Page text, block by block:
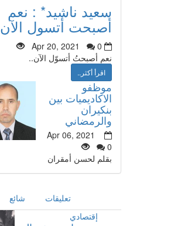
سعيد ناشيد* : نعم
أصبحت أتسول الآن
Apr 20, 2021
0
نعم أصبحتُ أتسوّل الآن..
اقرأ أكثر..
موظفو
الاكاديميات بين
بنكيران
والرمضاني
Apr 06, 2021
0
بقلم لحسن أمقران
شائع
تعليقات
إقتصادي